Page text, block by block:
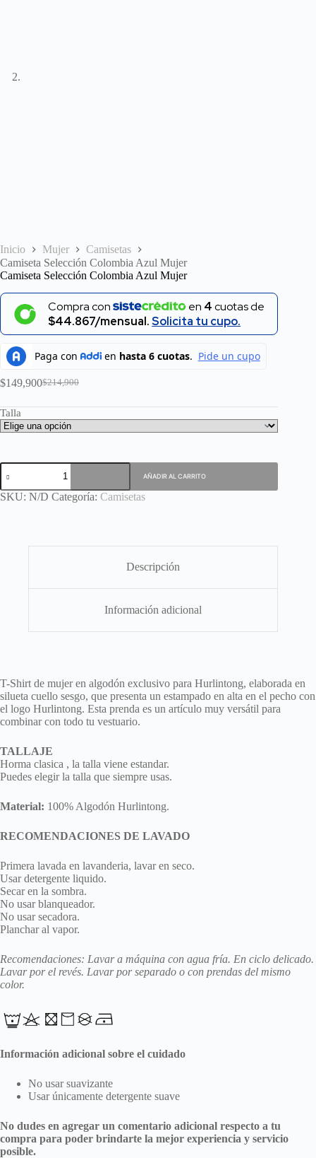
Inicio Mujer
Camisetas
Camiseta Selección Colombia Azul Mujer
Camiseta Selección Colombia Azul Mujer
Compra con en 4cuotas de
$44.867/mensual.Solicita tu cupo.
$214,900
El
era:
$149,900El
es:
Talla
Camiseta
Selección
Colombia
Azul
AÑADIR AL CARRITO
SKU: N/D Categoría: Camisetas
Descripción
Información adicional
T-Shirt de mujer en algodón exclusivo para Hurlintong, elaborada en
silueta cuello sesgo, que presenta un estampado en alta en el pecho con
el logo Hurlintong. Esta prenda es un artículo muy versátil para
combinar con todo tu vestuario.
TALLAJE
Horma clasica , la talla viene estandar.
Puedes elegir la talla que siempre usas.
Material: 100% Algodón Hurlintong.
RECOMENDACIONES DE LAVADO
Primera lavada en lavanderia, lavar en seco.
Usar detergente liquido.
Secar en la sombra.
No usar blanqueador.
No usar secadora.
Planchar al vapor.
Recomendaciones: Lavar a máquina con agua fría. En ciclo delicado.
Lavar por el revés. Lavar por separado o con prendas del mismo
color.
Información adicional sobre el cuidado
No usar suavizante
Usar únicamente detergente suave
No dudes en agregar un comentario adicional respecto a tu
compra para poder brindarte la mejor experiencia y servicio
posible.